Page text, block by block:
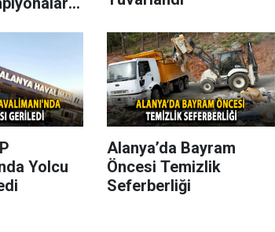
Yolcu
Alanya’da Bayram
Öncesi Temizlik
Seferberliği